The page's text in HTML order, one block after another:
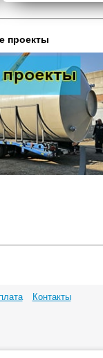
проекты
Контакты